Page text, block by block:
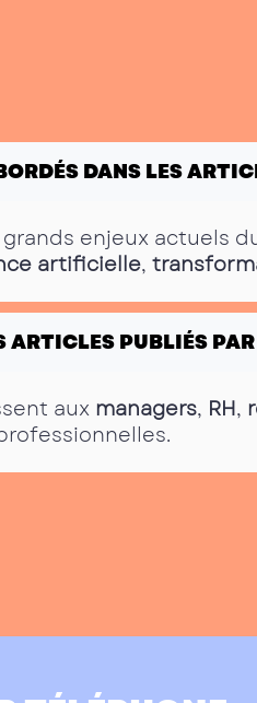
DANS LES
enjeux actuels
artificielle,
ARTICLES PUBLIÉS
aux managers, RH,